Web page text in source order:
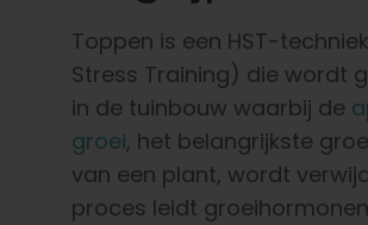
Toppen is een HST-
Stress Training) die wordt
in de tuinbouw waarbij de
groei, het belangrijkste
van een plant, wordt
proces leidt